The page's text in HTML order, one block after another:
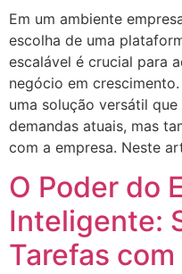
Em um ambiente
escolha de uma
escalável é crucial para
negócio em
uma solução versátil
demandas atuais, mas
com a empresa. Neste
O Poder do
Inteligente:
Tarefas